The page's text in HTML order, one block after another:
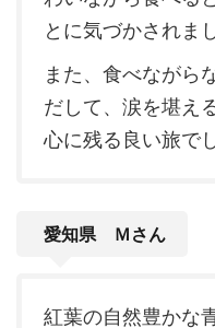
とに気づかされま
また、食べながら
だして、涙を堪え
心に残る良い旅で
愛知県 Ｍさん
紅葉の自然豊かな